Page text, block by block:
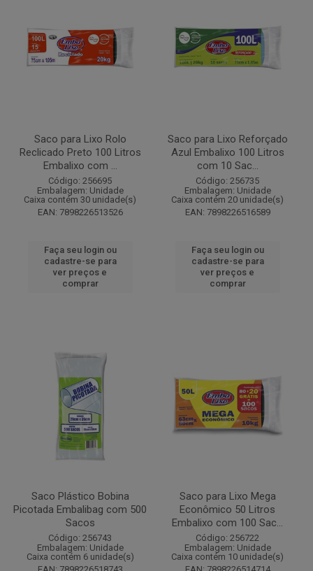
Saco para Lixo Rolo
Reclicado Preto 100 Litros
Embalixo com ...
Código: 256695
Embalagem: Unidade
Caixa contém 30 unidade(s)
EAN: 7898226513526
Faça seu login ou
cadastre-se para
ver preços e
comprar
Saco para Lixo Reforçado
Azul Embalixo 100 Litros
com 10 Sac...
Código: 256735
Embalagem: Unidade
Caixa contém 20 unidade(s)
EAN: 7898226516589
Faça seu login ou
cadastre-se para
ver preços e
comprar
Saco Plástico Bobina
Picotada Embalibag com 500
Sacos
Código: 256743
Embalagem: Unidade
Caixa contém 6 unidade(s)
Saco para Lixo Mega
Econômico 50 Litros
Embalixo com 100 Sac...
Código: 256722
Embalagem: Unidade
Caixa contém 10 unidade(s)